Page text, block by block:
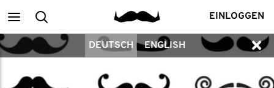
Main
menu
Suchen EINLOGGEN
DEUTSCH ENGLISH